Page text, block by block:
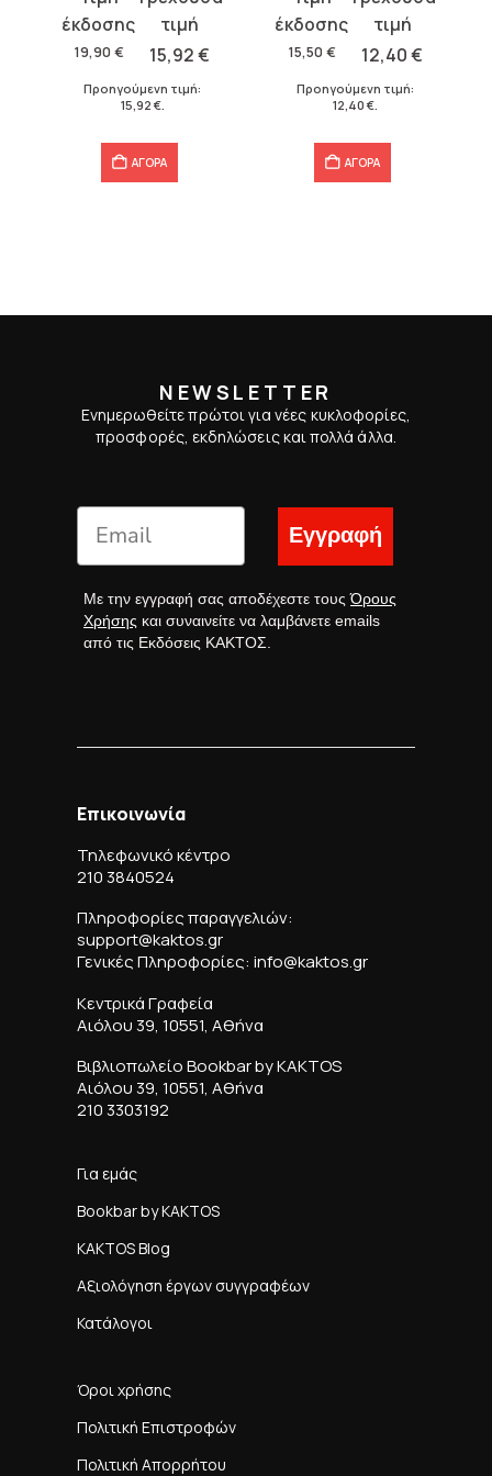
19,90 €
price
was:
15,92€
τρέχουσα
τιμή
15,92 €.
Προηγούμενη τιμή:
15,92 €.
ΑΓΟΡΑ
15,50 €
price
was:
12,40€
τρέχουσα
τιμή
12,40 €.
Προηγούμενη τιμή:
12,40 €
ΑΓΟΡΑ
NEWSLETTER
Ενημερωθείτε πρώτοι για νέες κυκλοφορίες,
προσφορές, εκδηλώσεις και πολλά άλλα.
Εγγραφή
Με την εγγραφή σας αποδέχεστε τουςΌρους
Χρήσης και συναινείτε να λαμβάνετε emails
από τις Εκδόσεις ΚΑΚΤΟΣ.
Επικοινωνία
Τηλεφωνικό κέντρο
210 3840524
Πληροφορίες παραγγελιών:
support@kaktos.gr
Γενικές Πληροφορίες: info@kaktos.gr
Κεντρικά Γραφεία
Αιόλου 39, 10551, Αθήνα
Βιβλιοπωλείο Bookbar by KAKTOS
Αιόλου 39, 10551, Αθήνα
210 3303192
Για εμάς
Bookbar by KAKTOS
KAKTOS Blog
Αξιολόγηση έργων συγγραφέων
Κατάλογοι
Όροι χρήσης
Πολιτική Επιστροφών
Πολιτική Απορρήτου